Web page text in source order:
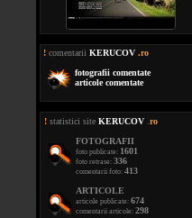
! comentarii KERUCOV .ro
fotografii comentate
articole comentate
! statistici site KERUCOV ro
FOTOGRAFII
foto publicate: 1601
foto retrase: 336
comentarii foto: 413
ARTICOLE
articole publicate: 674
comentarii articole: 298